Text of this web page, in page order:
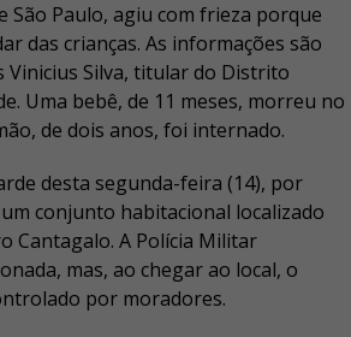
São Paulo, agiu com frieza porque
das crianças. As informações são
Vinicius Silva, titular do Distrito
Uma bebê, de 11 meses, morreu no
de dois anos, foi internado.
desta segunda-feira (14), por
conjunto habitacional localizado
Cantagalo. A Polícia Militar
mas, ao chegar ao local, o
por moradores.